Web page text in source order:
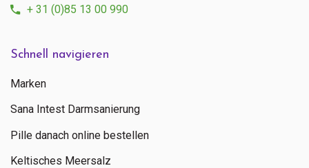
Schnell navigieren
Marken
Sana Intest Darmsanierung
Pille danach online bestellen
Keltisches Meersalz
+ 31 (0)85 13 00 990